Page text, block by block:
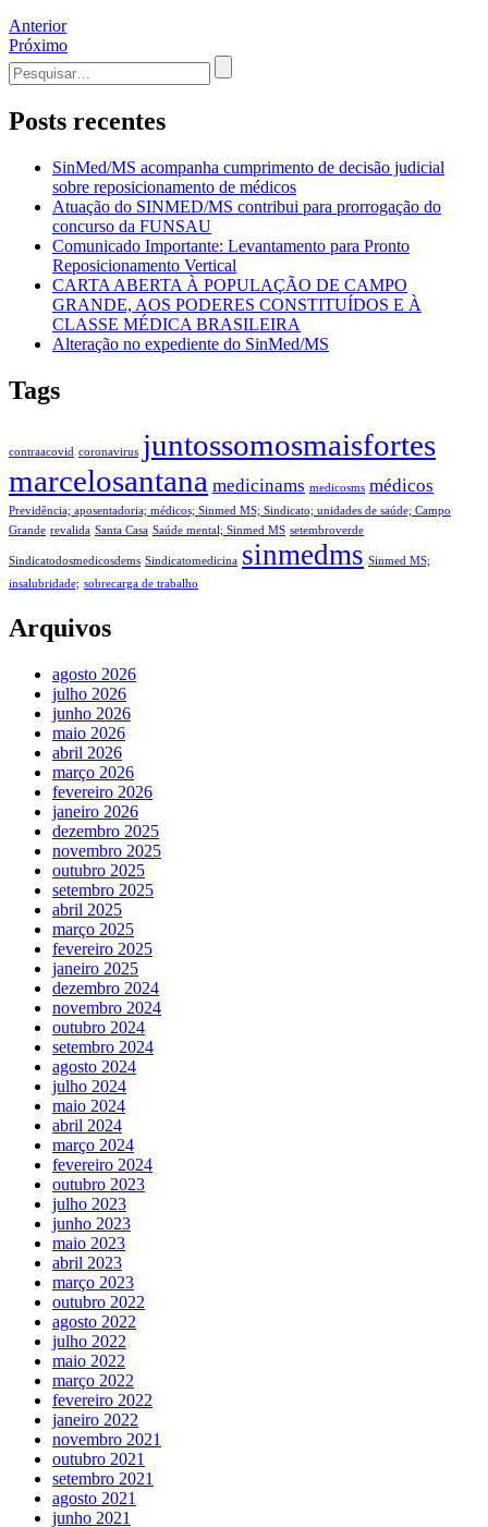
Navegação
de
Post
Anterior
Próximo
Procurar
por:
Posts recentes
SinMed/MS acompanha cumprimento de decisão judicial
sobre reposicionamento de médicos
Atuação do SINMED/MS contribui para prorrogação do
concurso da FUNSAU
Comunicado Importante: Levantamento para Pronto
Reposicionamento Vertical
CARTA ABERTA À POPULAÇÃO DE CAMPO
GRANDE, AOS PODERES CONSTITUÍDOS E À
CLASSE MÉDICA BRASILEIRA
Alteração no expediente do SinMed/MS
Tags
contraacovid coronavirus juntossomosmaisfortes
marcelosantana medicinams medicosms médicos
Previdência; aposentadoria; médicos; Sinmed MS; Sindicato; unidades de saúde; Campo
Grande revalida Santa Casa Saúde mental; Sinmed MS setembroverde
Sindicatodosmedicosdems Sindicatomedicina sinmedms Sinmed MS;
insalubridade; sobrecarga de trabalho
Arquivos
agosto 2026
julho 2026
junho 2026
maio 2026
abril 2026
março 2026
fevereiro 2026
janeiro 2026
dezembro 2025
novembro 2025
outubro 2025
setembro 2025
abril 2025
março 2025
fevereiro 2025
janeiro 2025
dezembro 2024
novembro 2024
outubro 2024
setembro 2024
agosto 2024
julho 2024
maio 2024
abril 2024
março 2024
fevereiro 2024
outubro 2023
julho 2023
junho 2023
maio 2023
abril 2023
março 2023
outubro 2022
agosto 2022
julho 2022
maio 2022
março 2022
fevereiro 2022
janeiro 2022
novembro 2021
outubro 2021
setembro 2021
agosto 2021
junho 2021